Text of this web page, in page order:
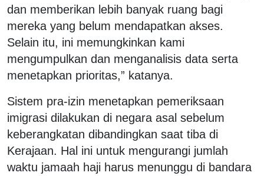
dan memberikan lebih banyak ruang bagi
mereka yang belum mendapatkan akses.
Selain itu, ini memungkinkan kami
mengumpulkan dan menganalisis data serta
menetapkan prioritas,” katanya.
Sistem pra-izin menetapkan pemeriksaan
imigrasi dilakukan di negara asal sebelum
keberangkatan dibandingkan saat tiba di
Kerajaan. Hal ini untuk mengurangi jumlah
waktu jamaah haji harus menunggu di bandara